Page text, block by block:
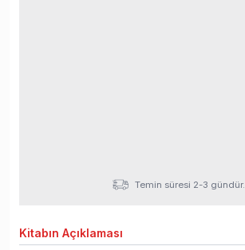
Temin süresi 2-3 gündür.
Kitabın Açıklaması